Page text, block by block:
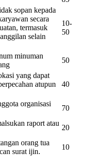
sopan kepada
secara
termasuk
selain
10-
50
minuman
50
yang dapat
atupun
40
organisasi
70
raport atau
20
orang tua
surat ijin.
10